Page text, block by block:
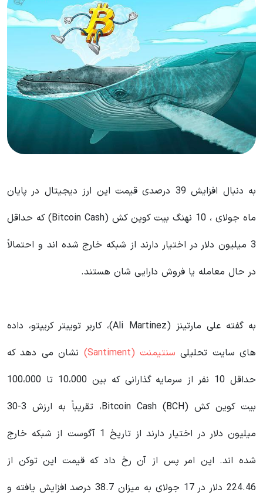
به دنبال افزایش 39 درصدی قیمت این ارز دیجیتال در پایان
ماه جولای ، 10 نهنگ بیت کوین کش (Bitcoin Cash) که حداقل
3 میلیون دلار در اختیار دارند از شبکه خارج شده اند و احتمالاً
در حال معامله یا فروش دارایی شان هستند.
به گفته علی مارتینز (Ali Martinez)، کاربر توییتر کریپتو، داده
های سایت تحلیلی سنتیمنت (Santiment)
نشان می دهد که
حداقل 10 نفر از سرمایه گذارانی که بین 10،000 تا 100،000
بیت کوین کش (Bitcoin Cash (BCH، تقریباً به ارزش 3-30
میلیون دلار در اختیار دارند از تاریخ 1 آگوست از شبکه خارج
شده اند. این امر پس از آن رخ داد که قیمت این توکن از
224.46 دلار در 17 جولای به میزان 38.7 درصد افزایش یافته و